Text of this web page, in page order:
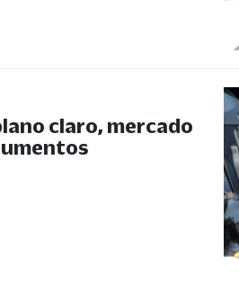
claro, mercado